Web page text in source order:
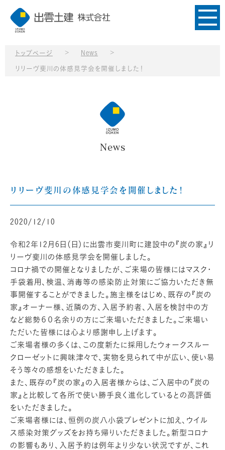
トップページ > News >
リリーヴ斐川の体感見学会を開催しました！
News
リリーヴ斐川の体感見学会を開催しました！
2020/12/10
令和2年12月6日（日）に出雲市斐川町に建設中の『炭の家』リ
リーヴ斐川の体感見学会を開催しました。
コロナ禍での開催となりましたが、ご来場の皆様にはマスク・
手袋着用、検温、消毒等の感染防止対策にご協力いただき無
事開催することができました。施主様をはじめ、既存の『炭の
家』オーナー様、近隣の方、入居予約者、入居を検討中の方
など総勢６０名余りの方にご来場いただきました。ご来場い
ただいた皆様には心より感謝申し上げます。
ご来場者様の多くは、この度新たに採用したウォークスルー
クローゼットに興味津々で、実物を見られて中が広い、使い易
そう等々の感想をいただきました。
また、既存の『炭の家』の入居者様からは、ご入居中の『炭の
家』と比較して各所で使い勝手良く進化しているとの高評価
をいただきました。
ご来場者様には、恒例の炭八小袋プレゼントに加え、ウイル
ス感染対策グッズをお持ち帰りいただきました。新型コロナ
の影響もあり、入居予約は例年より少ない状況ですが、これ